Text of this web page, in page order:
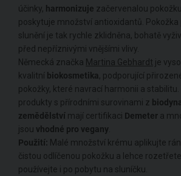
účinky, harmonizuje začervenalou
poskytuje množství antioxidantů. Pokožka
slunění je tak rychle zklidněna, bohatě
před nepříznivými vnějšími vlivy.
Německá značka Martina Gebhardt je
kvalitní biokosmetika, podporující
pokožky, které navrací harmonii a
produkty s přírodními surovinami z
zemědělství mají certifikaci Demeter a
jsou vhodné pro vegany
Použití: Malé množství krému aplikujte
čistou odlíčenou pokožku a lehce
používejte i po pobytu na sluníčku.